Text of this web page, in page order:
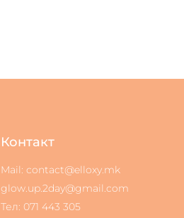
Контакт
Mail: contact@elloxy.mk
glow.up.2day@gmail.com
Тел: 071 443 305